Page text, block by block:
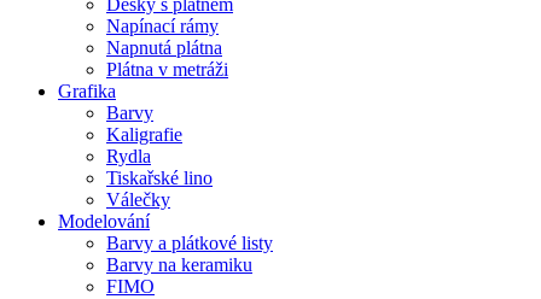
Desky s plátnem
Napínací rámy
Napnutá plátna
Plátna v metráži
Grafika
Barvy
Kaligrafie
Rydla
Tiskařské lino
Válečky
Modelování
Barvy a plátkové listy
Barvy na keramiku
FIMO